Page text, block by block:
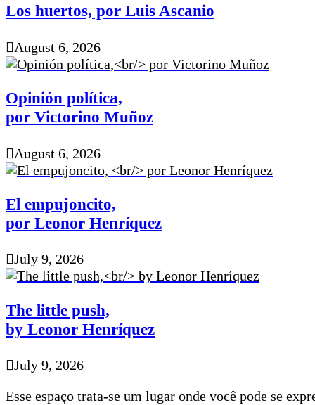
Los huertos, por Luis Ascanio
August 6, 2026
Opinión política,
por Victorino Muñoz
August 6, 2026
El empujoncito,
por Leonor Henríquez
July 9, 2026
The little push,
by Leonor Henríquez
July 9, 2026
Esse espaço trata-se um lugar onde você pode se